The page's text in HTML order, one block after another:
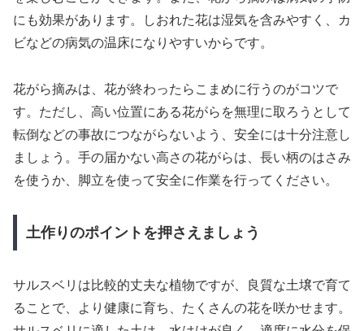
にも効果があります。しおれた花は湿気を含みやすく、カ
ビなどの病気の温床になりやすいからです。
花がら摘みは、花が終わったらこまめに行うのがコツで
す。ただし、高い位置にある花がらを無理に取ろうとして
転倒などの事故につながらないよう、安全には十分注意し
ましょう。手の届かない高さの花がらは、長い柄のはさみ
を使うか、脚立を使って安全に作業を行ってください。
土作りのポイントを押さえましょう
サルスベリは比較的丈夫な植物ですが、良質な土壌で育て
ることで、より健康に育ち、たくさんの花を咲かせます。